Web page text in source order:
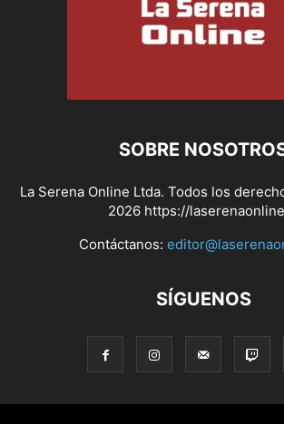
SOBRE
La Serena Online Ltda. Todos los
2026 https://
Contáctanos:
SÍGUENOS